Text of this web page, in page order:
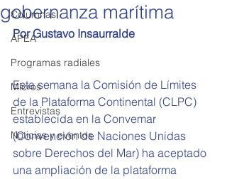
Columnas
APEA
Programas radiales
Micros
Entrevistas
Noticias y eventos
gobernanza marítima
Por Gustavo Insaurralde
Esta semana la Comisión de Límites
de la Plataforma Continental (CLPC)
establecida en la Convemar
(Convención de Naciones Unidas
sobre Derechos del Mar) ha aceptado
una ampliación de la plataforma